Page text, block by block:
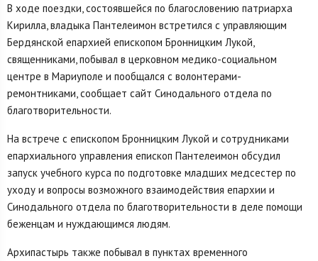
В ходе поездки, состоявшейся по благословению патриарха
Кирилла, владыка Пантелеимон встретился с управляющим
Бердянской епархией епископом Бронницким Лукой,
священниками, побывал в церковном медико-социальном
центре в Мариуполе и пообщался с волонтерами-
ремонтниками, сообщает сайт Синодального отдела по
благотворительности.
На встрече с епископом Бронницким Лукой и сотрудниками
епархиального управления епископ Пантелеимон обсудил
запуск учебного курса по подготовке младших медсестер по
уходу и вопросы возможного взаимодействия епархии и
Синодального отдела по благотворительности в деле помощи
беженцам и нуждающимся людям.
Архипастырь также побывал в пунктах временного